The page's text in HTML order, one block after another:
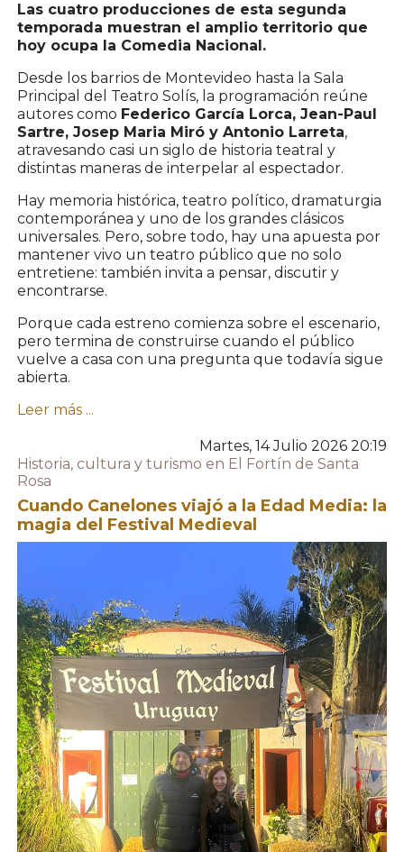
Las cuatro producciones de esta segunda
temporada muestran el amplio territorio que
hoy ocupa la Comedia Nacional.
Desde los barrios de Montevideo hasta la Sala
Principal del Teatro Solís, la programación reúne
autores como Federico García Lorca, Jean-Paul
Sartre, Josep Maria Miró y Antonio Larreta,
atravesando casi un siglo de historia teatral y
distintas maneras de interpelar al espectador.
Hay memoria histórica, teatro político, dramaturgia
contemporánea y uno de los grandes clásicos
universales. Pero, sobre todo, hay una apuesta por
mantener vivo un teatro público que no solo
entretiene: también invita a pensar, discutir y
encontrarse.
Porque cada estreno comienza sobre el escenario,
pero termina de construirse cuando el público
vuelve a casa con una pregunta que todavía sigue
abierta.
Leer más ...
Martes, 14 Julio 2026 20:19
Historia, cultura y turismo en El Fortín de Santa
Rosa
Cuando Canelones viajó a la Edad Media: la
magia del Festival Medieval